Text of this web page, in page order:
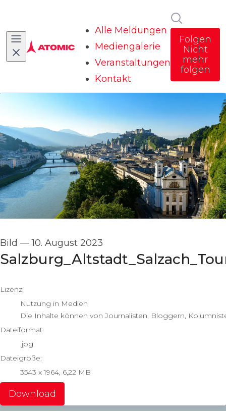
Alle Meldungen
Mediengalerie
Veranstaltungen
Kontakt
Folgen
Nicht
mehr
folgen
Bild —10. August 2023
go to media item
Lizenz:
Nutzung in Medien
Die Inhalte können von Journalisten, Bloggern,
Dateiformat:
.jpg
Dateigröße:
3543 x 1964, 6,22 MB
Download